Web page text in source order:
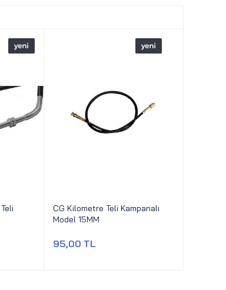
CG Kilometre Teli Kampanalı
Model 15MM
95,00 TL